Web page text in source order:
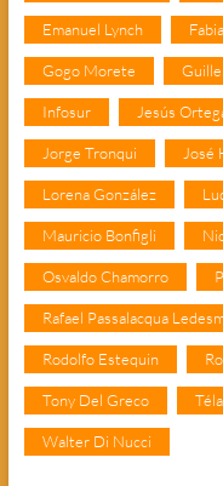
Emanuel Lynch
Gogo Morete
Infosur Jesús
Jorge Tronqui José
Lorena González
Mauricio Bonfigli
Osvaldo Chamorro
Rafael Passalacqua
Rodolfo Estequin
Tony Del Greco
Walter Di Nucci